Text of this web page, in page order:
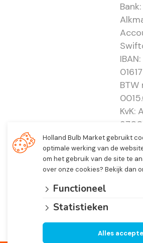
BTW
KvK:
EBO
Holland Bulb Market gebruikt
optimale werking van de
om het gebruik van de site te
over onze cookies? Bekijk dan
Functioneel
Statistieken
Alles